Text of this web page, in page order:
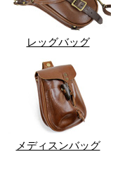
レッグバッグ
メディスンバッグ